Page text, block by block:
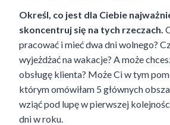
Określ, co jest dla Ciebie
skoncentruj się na tych rzeczach.
pracować i mieć dwa dni wolnego?
wyjeżdżać na wakacje? A może
obsługę klienta? Może Ci w tym
którym omówiłam 5 głównych
wziąć pod lupę w pierwszej
dni w roku.